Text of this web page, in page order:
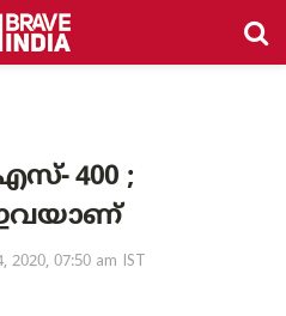
400 ;
2020, 07:50 am IST